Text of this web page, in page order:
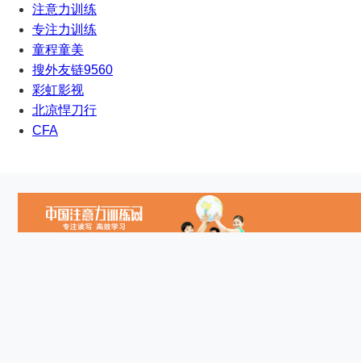
注意力训练
专注力训练
童程童美
搜外友链9560
彩虹影视
北凉悍刀行
CFA